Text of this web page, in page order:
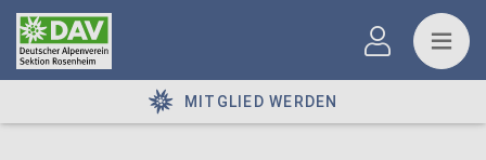
MITGLIED WERDEN